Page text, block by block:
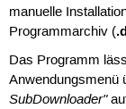
manuelle
Programmarchiv (
Das Programm
Anwendungsmenü
SubDownloader"